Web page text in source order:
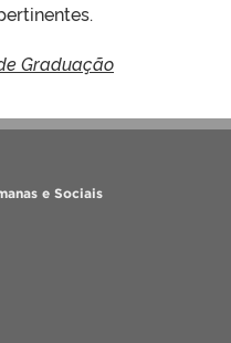
Graduação
e Sociais